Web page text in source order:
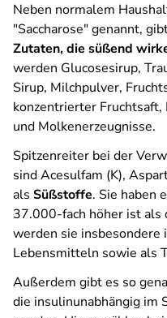
Neben normalem
"Saccharose" genannt,
Zutaten, die süßend
werden Glucosesirup,
Sirup, Milchpulver,
konzentrierter
und Molkenerzeugnisse.
Spitzenreiter bei der
sind Acesulfam (K),
als Süßstoffe. Sie haben
37.000-fach höher ist als
werden sie
Lebensmitteln sowie als
Außerdem gibt es so
die insulinunabhängig